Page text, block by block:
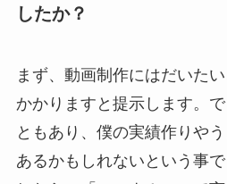
したか？
まず、動画制作にはだいた
かかりますと提示します。
ともあり、僕の実績作りや
あるかもしれないという事